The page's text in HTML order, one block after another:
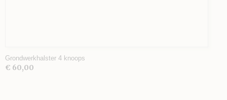
Grondwerkhalster 4 knoops
€ 60,00